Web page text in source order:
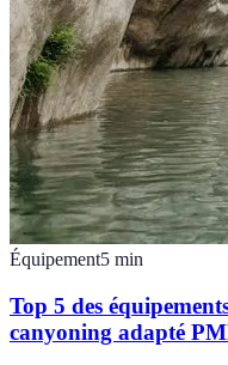
Équipement5 min
Top 5 des
canyoning adapté